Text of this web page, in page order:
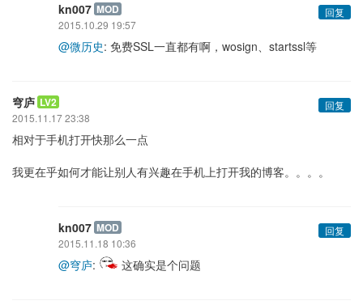
kn007 MOD
回复
2015.10.29 19:57
@微历史: 免费SSL一直都有啊，wosign、startssl等
穹庐 LV2
回复
2015.11.17 23:38
相对于手机打开快那么一点
我更在乎如何才能让别人有兴趣在手机上打开我的博客。。。。
kn007 MOD
回复
2015.11.18 10:36
@穹庐: 这确实是个问题